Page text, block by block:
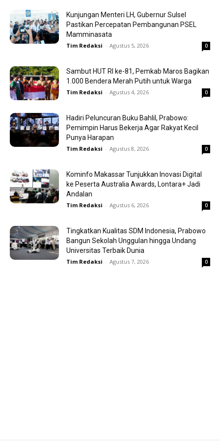
Kunjungan Menteri LH, Gubernur Sulsel
Pastikan Percepatan Pembangunan PSEL
Mamminasata
Tim Redaksi - Agustus 5, 2026 0
Sambut HUT RI ke-81, Pemkab Maros Bagikan
1.000 Bendera Merah Putih untuk Warga
Tim Redaksi - Agustus 4, 2026 0
Hadiri Peluncuran Buku Bahlil, Prabowo:
Pemimpin Harus Bekerja Agar Rakyat Kecil
Punya Harapan
Tim Redaksi - Agustus 8, 2026 0
Kominfo Makassar Tunjukkan Inovasi Digital
ke Peserta Australia Awards, Lontara+ Jadi
Andalan
Tim Redaksi - Agustus 6, 2026 0
Tingkatkan Kualitas SDM Indonesia, Prabowo
Bangun Sekolah Unggulan hingga Undang
Universitas Terbaik Dunia
Tim Redaksi - Agustus 7, 2026 0